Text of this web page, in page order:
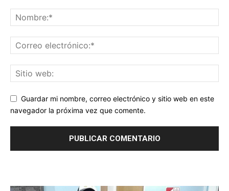
Guardar mi nombre, correo electrónico y sitio web en este
navegador la próxima vez que comente.